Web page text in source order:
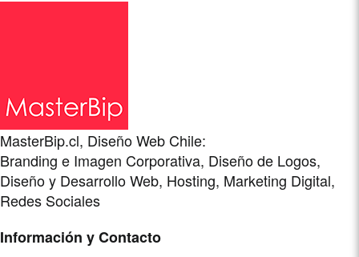
MasterBip.cl, Diseño Web Chile:
Branding e Imagen Corporativa, Diseño de Logos,
Diseño y Desarrollo Web, Hosting, Marketing Digital,
Redes Sociales
Información y Contacto